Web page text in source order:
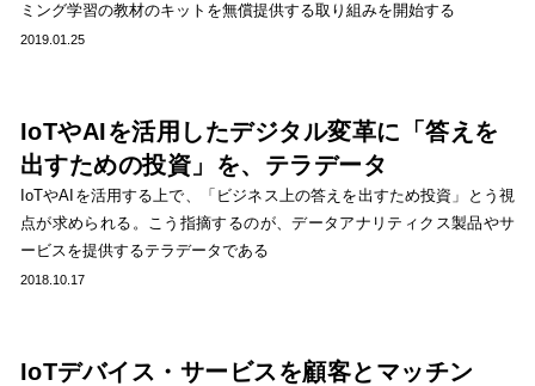
ミング学習の教材のキットを無償提供する取り組みを開始する
2019.01.25
IoTやAIを活用したデジタル変革に「答えを
出すための投資」を、テラデータ
IoTやAIを活用する上で、「ビジネス上の答えを出すため投資」とう視
点が求められる。こう指摘するのが、データアナリティクス製品やサ
ービスを提供するテラデータである
2018.10.17
IoTデバイス・サービスを顧客とマッチン